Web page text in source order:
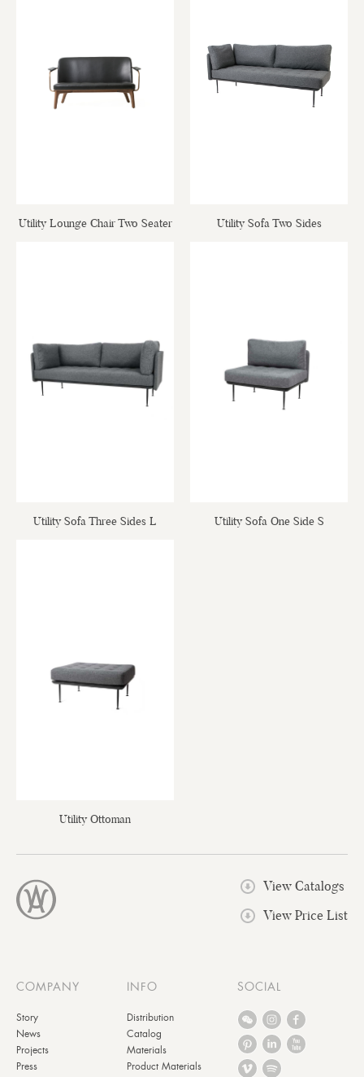
Utility Lounge Chair Two Seater Utility Sofa Two Sides
Utility Sofa Three Sides L Utility Sofa One Side S
Utility Ottoman
View Catalogs
View Price List
COMPANY
Story
News
Projects
Press
INFO
Distribution
Catalog
Materials
Product Materials
SOCIAL